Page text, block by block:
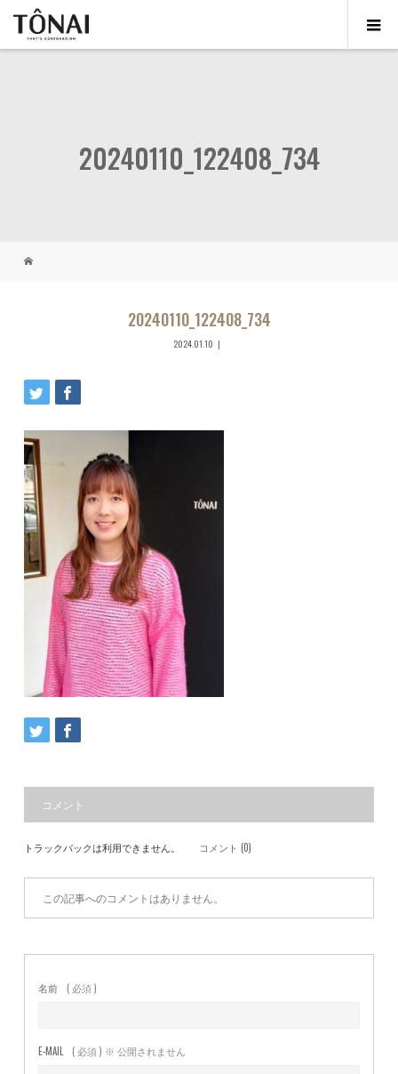
20240110_122408_734
20240110_122408_734
2024.01.10
コメント
トラックバックは利用できません。 コメント (0)
この記事へのコメントはありません。
名前 ( 必須 )
E-MAIL ( 必須 ) ※ 公開されません